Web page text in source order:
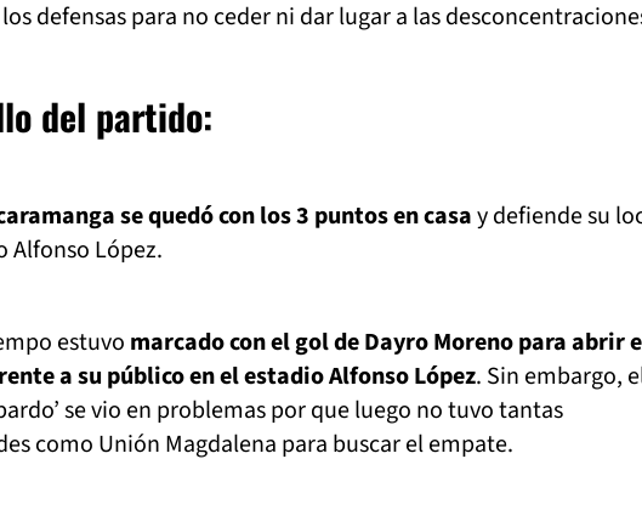
defensas para no ceder ni dar lugar a las
del partido:
se quedó con los 3 puntos en casay defiende su
Alfonso López.
estuvo marcado con el gol de Dayro Moreno para abrir
a su público en el estadio Alfonso López. Sin embargo,
se vio en problemas por que luego no tuvo tantas
como Unión Magdalena para buscar el empate.